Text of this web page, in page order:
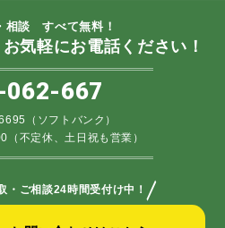
相談 すべて無料！
気軽にお電話ください！
062-667
（ソフトバンク）
（不定休、土日祝も営業）
・ご相談24時間受付け中！ ／